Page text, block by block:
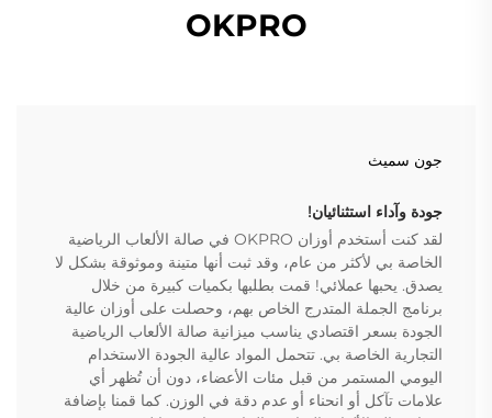
OKPRO
جون سميث
جودة وآداء استثنائيان!
لقد كنت أستخدم أوزان OKPRO في صالة الألعاب الرياضية
الخاصة بي لأكثر من عام، وقد ثبت أنها متينة وموثوقة بشكل لا
يصدق. يحبها عملائي! قمت بطلبها بكميات كبيرة من خلال
برنامج الجملة المتدرج الخاص بهم، وحصلت على أوزان عالية
الجودة بسعر اقتصادي يناسب ميزانية صالة الألعاب الرياضية
التجارية الخاصة بي. تتحمل المواد عالية الجودة الاستخدام
اليومي المستمر من قبل مئات الأعضاء، دون أن تُظهر أي
علامات تآكل أو انحناء أو عدم دقة في الوزن. كما قمنا بإضافة